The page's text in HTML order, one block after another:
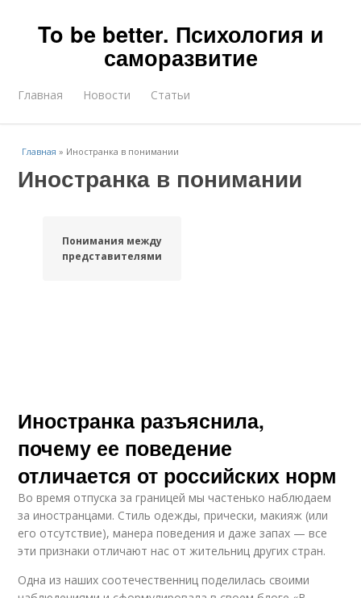
To be better. Психология и
саморазвитие
Главная Новости Статьи
Главная » Иностранка в понимании
Иностранка в понимании
Понимания между
представителями
Иностранка разъяснила,
почему ее поведение
отличается от российских норм
Во время отпуска за границей мы частенько наблюдаем
за иностранцами. Стиль одежды, прически, макияж (или
его отсутствие), манера поведения и даже запах — все
эти признаки отличают нас от жительниц других стран.
Одна из наших соотечественниц поделилась своими